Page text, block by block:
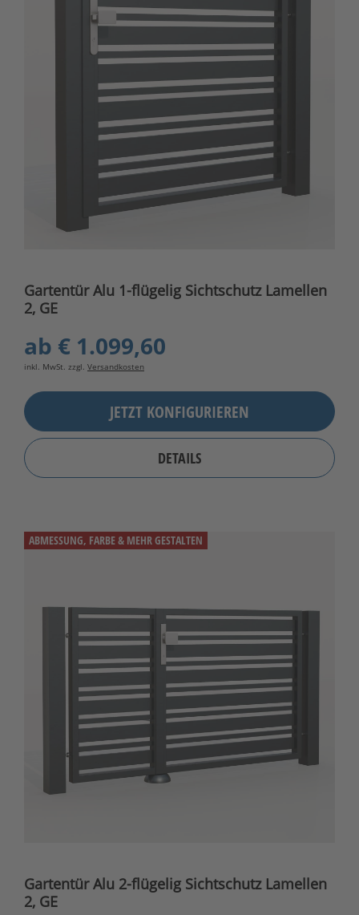
Gartentür Alu 1-flügelig Sichtschutz Lamellen
2, GE
ab € 1.099,60
inkl. MwSt. zzgl. Versandkosten
JETZT KONFIGURIEREN
DETAILS
ABMESSUNG, FARBE & MEHR GESTALTEN
Gartentür Alu 2-flügelig Sichtschutz Lamellen
2, GE